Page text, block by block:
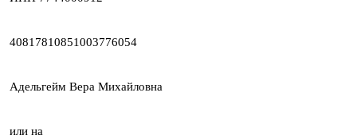
40817810851003776054
Адельгейм Вера Михайловна
или на